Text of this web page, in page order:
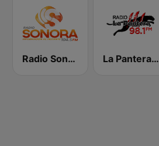
Radio Sonora 104.5 FM La Pantera 98.1 FM